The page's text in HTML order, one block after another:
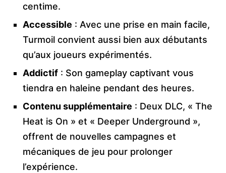
centime.
Accessible : Avec une prise en main facile,
Turmoil convient aussi bien aux débutants
qu’aux joueurs expérimentés.
Addictif : Son gameplay captivant vous
tiendra en haleine pendant des heures.
Contenu supplémentaire : Deux DLC, « The
Heat is On » et « Deeper Underground »,
offrent de nouvelles campagnes et
mécaniques de jeu pour prolonger
l’expérience.